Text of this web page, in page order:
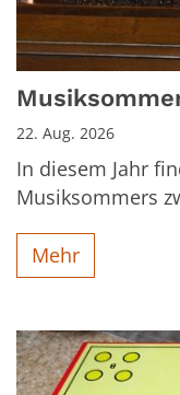
22. Aug. 2026
In diesem Jahr
Musiksommers
Mehr